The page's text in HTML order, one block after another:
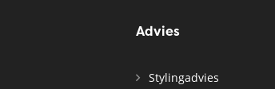
Advies
Stylingadvies